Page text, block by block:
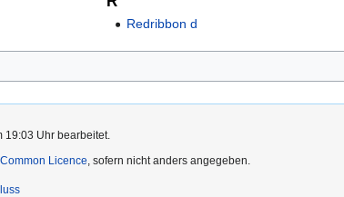
Redribbon d
19:03 Uhr bearbeitet.
Licence, sofern nicht anders angegeben.